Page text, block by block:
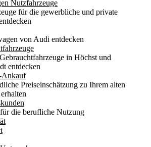
Nutzfahrzeuge
für die gewerbliche und private
von Audi entdecken
in Höchst und
entdecken
Ankauf
Preiseinschätzung zu Ihrem alten
die berufliche Nutzung